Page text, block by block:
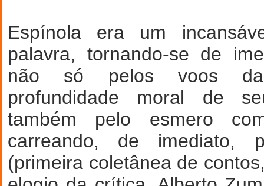
Espínola era um
palavra, tornando-se de
não só pelos voos
profundidade moral de
também pelo esmero
carreando, de imediato,
(primeira coletânea de